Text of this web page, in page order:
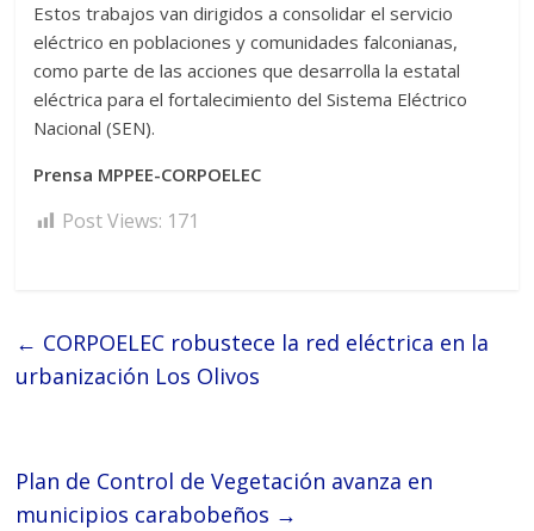
Estos trabajos van dirigidos a consolidar el servicio
eléctrico en poblaciones y comunidades falconianas,
como parte de las acciones que desarrolla la estatal
eléctrica para el fortalecimiento del Sistema Eléctrico
Nacional (SEN).
Prensa MPPEE-CORPOELEC
Post Views: 171
← CORPOELEC robustece la red eléctrica en la
urbanización Los Olivos
Plan de Control de Vegetación avanza en
municipios carabobeños →